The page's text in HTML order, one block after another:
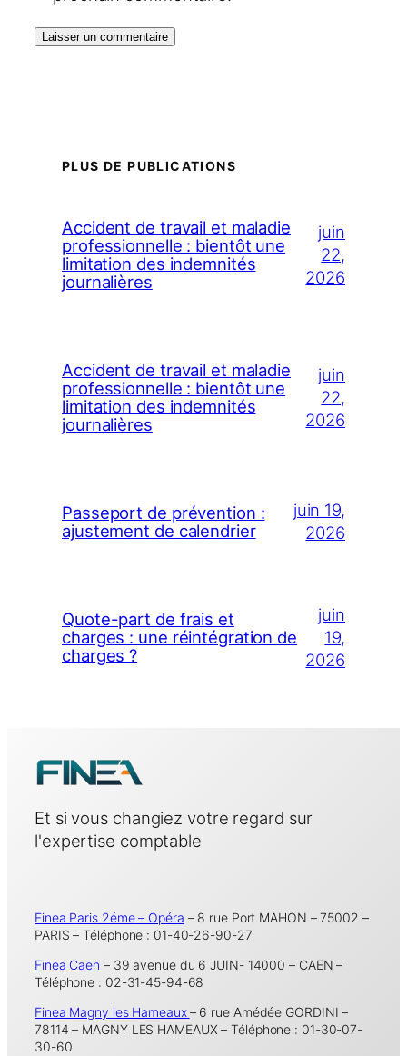
PLUS DE PUBLICATIONS
Accident de travail et maladie
professionnelle : bientôt une
limitation des indemnités
journalières
juin
22,
2026
Accident de travail et maladie
professionnelle : bientôt une
limitation des indemnités
journalières
juin
22,
2026
Passeport de prévention :
ajustement de calendrier
juin 19,
2026
Quote-part de frais et
charges : une réintégration de
charges ?
juin
19,
2026
Et si vous changiez votre regard sur
l'expertise comptable
Finea Paris 2éme – Opéra – 8 rue Port MAHON – 75002 –
PARIS – Téléphone : 01-40-26-90-27
Finea Caen – 39 avenue du 6 JUIN- 14000 – CAEN –
Téléphone : 02-31-45-94-68
Finea Magny les Hameaux– 6 rue Amédée GORDINI –
78114 – MAGNY LES HAMEAUX – Téléphone : 01-30-07-
30-60